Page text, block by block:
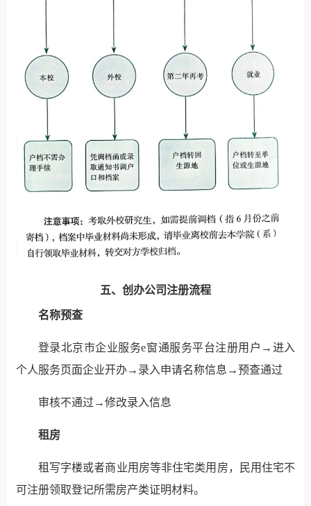
五、创办公司注册流程
名称预查
登录北京市企业服务e窗通服务平台注册用户→进入
个人服务页面企业开办→录入申请名称信息→预查通过
审核不通过→修改录入信息
租房
租写字楼或者商业用房等非住宅类用房，民用住宅不
可注册领取登记所需房产类证明材料。